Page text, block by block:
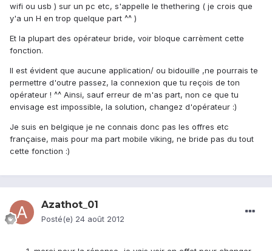
wifi ou usb ) sur un pc etc, s'appelle le thethering ( je crois que
y'a un H en trop quelque part ^^ )
Et la plupart des opérateur bride, voir bloque carrèment cette
fonction.
Il est évident que aucune application/ ou bidouille ,ne pourrais te
permettre d'outre passez, la connexion que tu reçois de ton
opérateur ! ^^ Ainsi, sauf erreur de m'as part, non ce que tu
envisage est impossible, la solution, changez d'opérateur :)
Je suis en belgique je ne connais donc pas les offres etc
française, mais pour ma part mobile viking, ne bride pas du tout
cette fonction :)
Azathot_01
Posté(e) 24 août 2012